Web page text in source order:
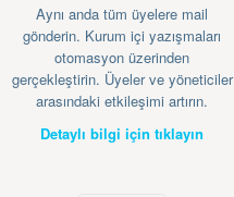
Aynı anda tüm üyelere mail
gönderin. Kurum içi yazışmaları
otomasyon üzerinden
gerçekleştirin. Üyeler ve yöneticiler
arasındaki etkileşimi artırın.
Detaylı bilgi için tıklayın